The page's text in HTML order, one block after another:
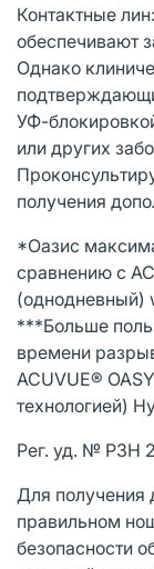
Контактные
обеспечивают
Однако
УФ-
или других
получения
*Оазис
сравнению с
(однодневный)
***Больше
времени
ACUVUE®
технологией)
Рег. уд. № РЗН
Для получения
правильном
безопасности